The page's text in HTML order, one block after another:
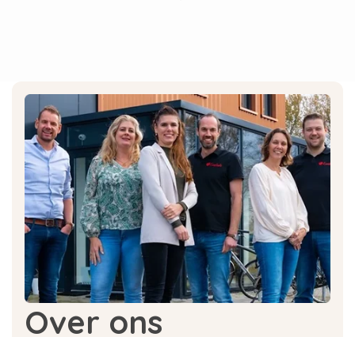
de votre machine à café Melitta indique
précisément le type de machine à café Melitta
que vous possédez. Cela vous permettra de
savoir si les tablettes de nettoyage Melitta sont
adaptées à votre machine. Les tablettes de
nettoyage Melitta conviennent notamment aux
Melitta Caffeo Bistro, Caffeo Gourmet, Caffeo
Solo, Barista T et Melitta Passione. Les autres
modèles sont mentionnés dans la description
du produit.
Commandez le kit d'entretien
Melitta chez Eccellente !
Over ons